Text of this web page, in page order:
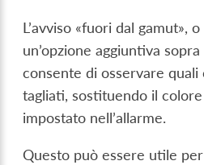
L’avviso «fuori dal gamut»,
un’opzione aggiuntiva
consente di osservare
tagliati, sostituendo il
impostato nell’allarme.
Questo può essere utile